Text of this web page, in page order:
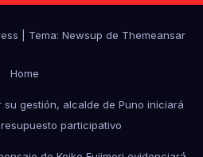
Tema: Newsup de Themeansar
Home
gestión, alcalde de Puno iniciará
participativo